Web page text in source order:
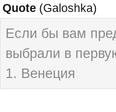
Quote (Galoshka)
Если бы вам
выбрали в
1. Венеция